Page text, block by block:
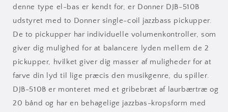
denne type el-bas er kendt for, er Donner DJB-510B
udstyret med to Donner single-coil jazzbass pickupper.
De to pickupper har individuelle volumenkontroller, som
giver dig mulighed for at balancere lyden mellem de 2
pickupper, hvilket giver dig masser af muligheder for at
farve din lyd til lige præcis den musikgenre, du spiller.
DJB-510B er monteret med et gribebræt af laurbærtræ og
20 bånd og har en behagelige jazzbas-kropsform med